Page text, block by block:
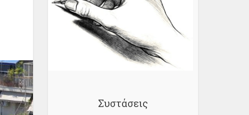
Συστάσεις